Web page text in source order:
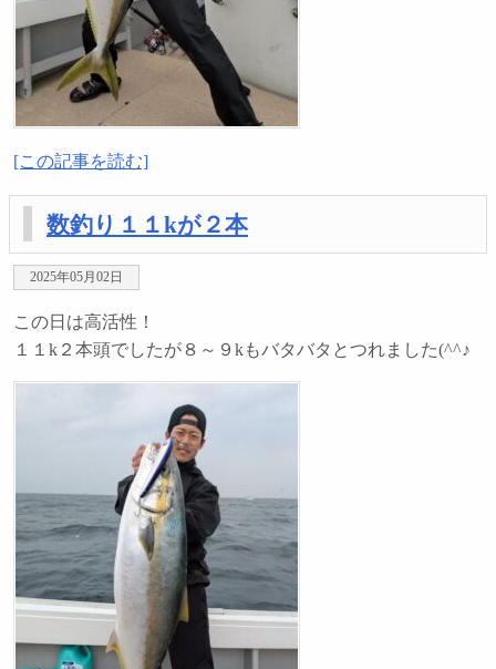
[この記事を読む]
数釣り１１kが２本
2025年05月02日
この日は高活性！
１１k２本頭でしたが８～９kもバタバタとつれました(^^♪